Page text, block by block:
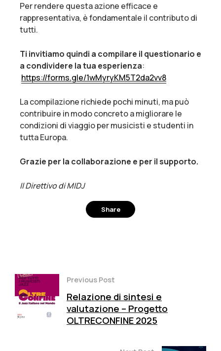
Per rendere questa azione efficace e
rappresentativa, è fondamentale il contributo di
tutti.
Ti invitiamo quindi a compilare il questionario e
a condividere la tua esperienza:
https://forms.gle/1wMyryKM5T2da2vv8
La compilazione richiede pochi minuti, ma può
contribuire in modo concreto a migliorare le
condizioni di viaggio per musicisti e studenti in
tutta Europa.
Grazie per la collaborazione e per il supporto.
Il Direttivo di MIDJ
Share
Previous Post
Relazione di sintesi e
valutazione – Progetto
OLTRECONFINE 2025